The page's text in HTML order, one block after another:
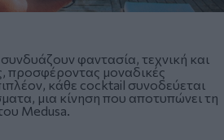
φαντασία, τεχνική και
προσφέροντας μοναδικές
κάθε cocktail συνοδεύεται
μια κίνηση που αποτυπώνει τη
Medusa.